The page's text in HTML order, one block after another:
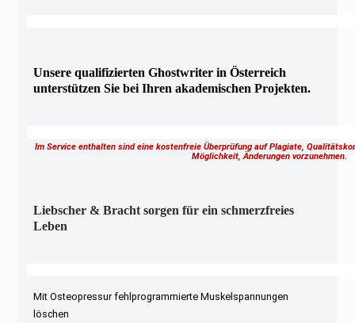
Unsere qualifizierten Ghostwriter in Österreich
unterstützen Sie bei Ihren akademischen Projekten.
Im Service enthalten sind eine kostenfreie Überprüfung auf Plagiate,
Möglichkeit, Änderungen vorzunehmen.
Liebscher & Bracht sorgen für ein schmerzfreies
Leben
Mit Osteopressur fehlprogrammierte Muskelspannungen
löschen